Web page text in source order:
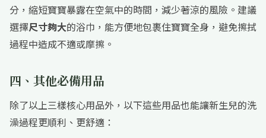
分，縮短寶寶暴露在空氣中的時間，減少著涼的風險。建議
選擇尺寸夠大的浴巾，能方便地包裹住寶寶全身，避免擦拭
過程中造成不適或摩擦。
四、其他必備用品
除了以上三樣核心用品外，以下這些用品也能讓新生兒的洗
澡過程更順利、更舒適：